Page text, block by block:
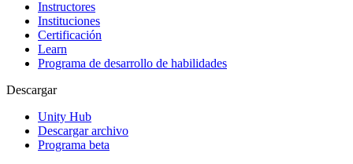
Juegos XR
Lanza juegos XR en múltiples plataformas
Juegos multijugador
Instructores
Instituciones
Certificación
Learn
Programa de desarrollo de habilidades
Descargar
Unity Hub
Descargar archivo
Programa beta